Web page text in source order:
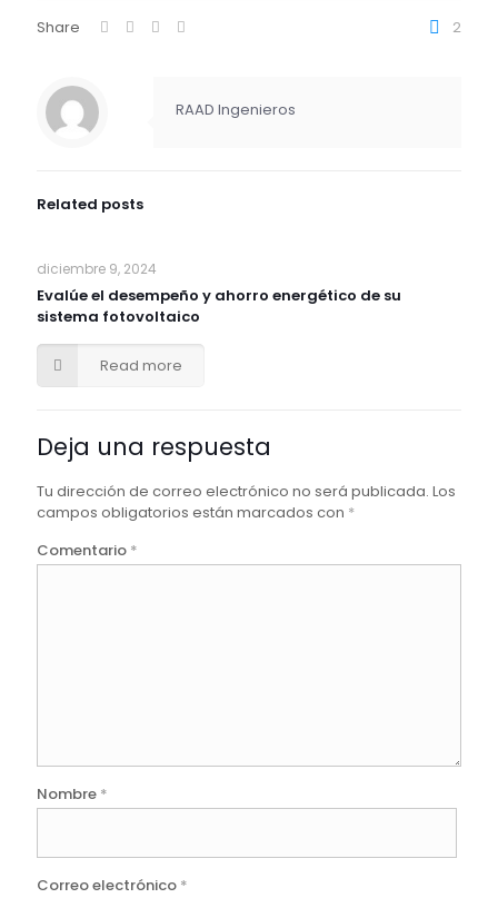
Share 2
RAAD Ingenieros
Related posts
diciembre 9, 2024
Evalúe el desempeño y ahorro energético de su
sistema fotovoltaico
Read more
Deja una respuesta
Tu dirección de correo electrónico no será publicada. Los
campos obligatorios están marcados con *
Comentario *
Nombre *
Correo electrónico *